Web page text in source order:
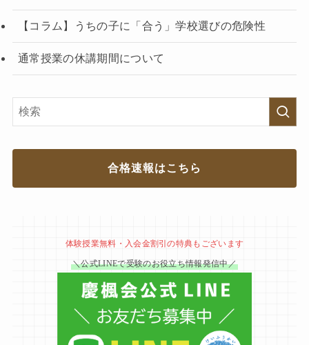
【コラム】うちの子に「合う」学校選びの危険性
通常授業の休講期間について
合格速報はこちら
体験授業無料・入会金割引の特典もございます
＼公式LINEで受験のお役立ち情報発信中／